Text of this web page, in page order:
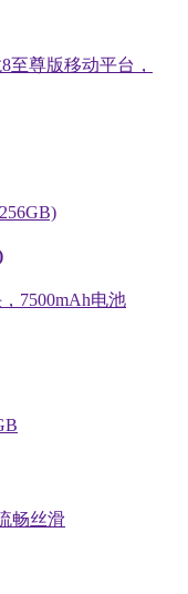
至尊版移动平台，
7500mAh电池
畅丝滑